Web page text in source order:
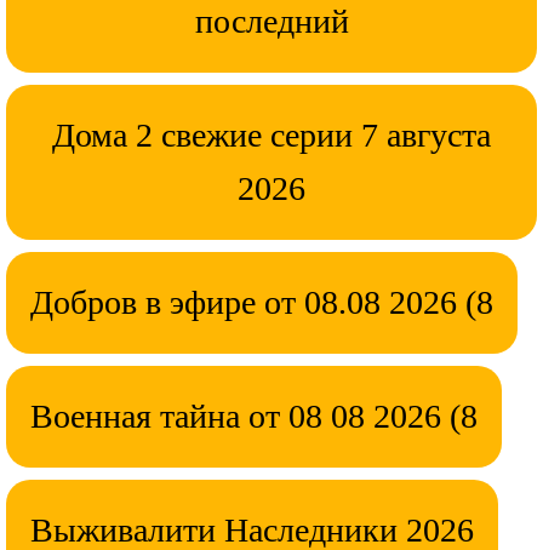
последний
Дома 2 свежие серии 7 августа
2026
Добров в эфире от 08.08 2026 (8
Военная тайна от 08 08 2026 (8
Выживалити Наследники 2026